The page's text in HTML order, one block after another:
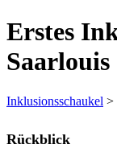
Erstes
Saarlouis
Inklusionsschaukel >
Rückblick